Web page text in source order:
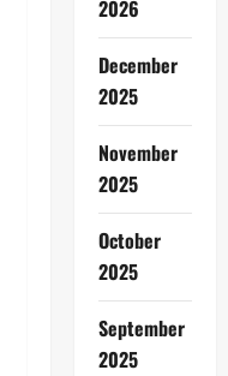
2026
December
2025
November
2025
October
2025
September
2025